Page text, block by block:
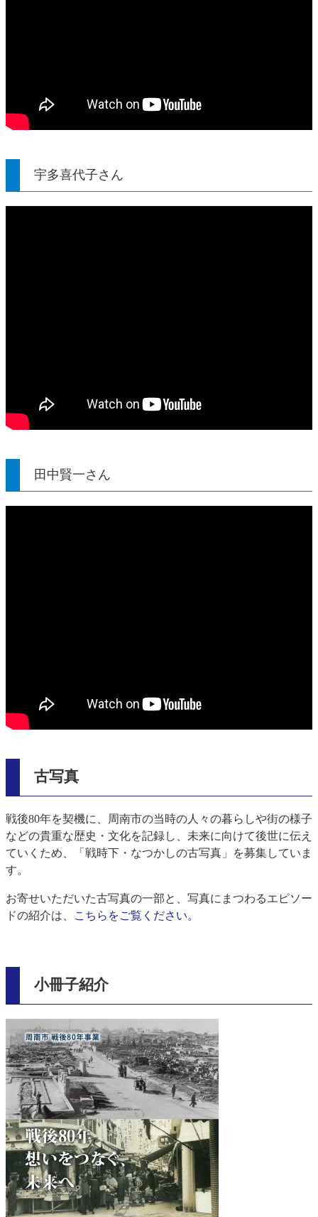
宇多喜代子さん
田中賢一さん
古写真
戦後80年を契機に、周南市の当時の人々の暮らしや街の様子
などの貴重な歴史・文化を記録し、未来に向けて後世に伝え
ていくため、「戦時下・なつかしの古写真」を募集していま
す。
お寄せいただいた古写真の一部と、写真にまつわるエピソー
ドの紹介は、
こちらをご覧ください。
小冊子紹介